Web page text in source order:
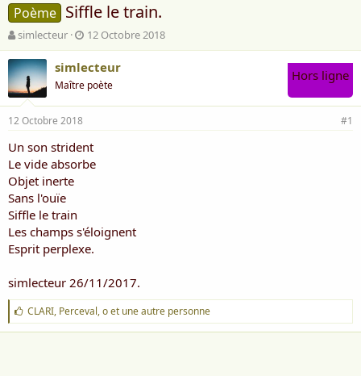
Poème Siffle le train.
A
u
t
e
u
r
d
e
l
a
d
i
s
c
u
s
i
n
simlecteur
D
a
t
d
e
é
b
u
12 Octobre 2018
simlecteur
Maître poète
Hors ligne
12 Octobre 2018 #1
Un son strident
Le vide absorbe
Objet inerte
Sans l'ouïe
Siffle le train
Les champs s'éloignent
Esprit perplexe.
simlecteur 26/11/2017.
J
'
a
CLARI, Perceval,oet une autre personne